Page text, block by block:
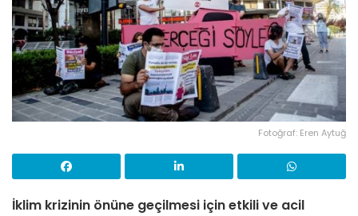
Fotoğraf: Eren Aytuğ
İklim krizinin önüne geçilmesi için etkili ve acil